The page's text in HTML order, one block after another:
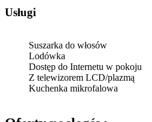
Usługi
Suszarka do włosów
Lodówka
Dostęp do Internetu w pokoju
Z telewizorem LCD/plazmą
Kuchenka mikrofalowa